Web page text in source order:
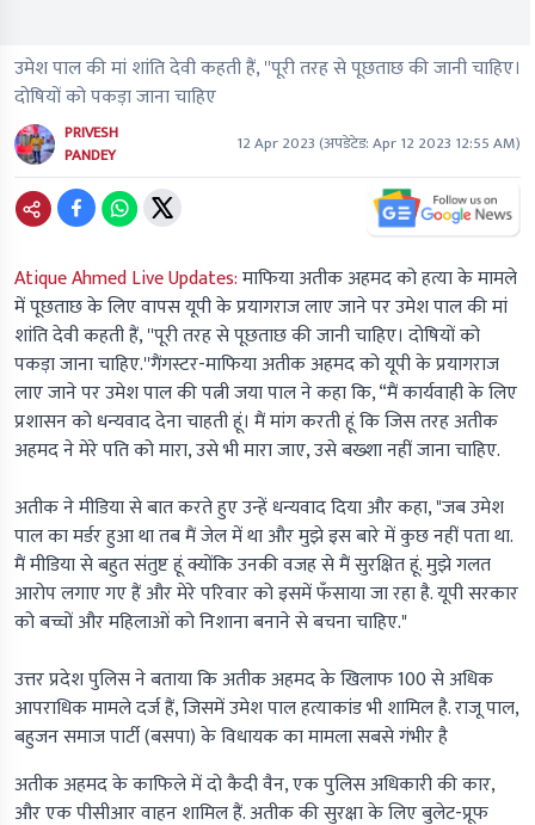
उमेश पाल की मां शांति देवी कहती हैं, ''पूरी तरह से पूछताछ की जानी चाहिए।
दोषियों को पकड़ा जाना चाहिए
PRIVESH
PANDEY
12 Apr 2023(अपडेटेड:Apr 12 2023 12:55 AM)
Atique Ahmed Live Updates:माफिया अतीक अहमद को हत्या के मामले
में पूछताछ के लिए वापस यूपी के प्रयागराज लाए जाने पर उमेश पाल की मां
शांति देवी कहती हैं, ''पूरी तरह से पूछताछ की जानी चाहिए। दोषियों को
पकड़ा जाना चाहिए.''गैंगस्टर-माफिया अतीक अहमद को यूपी के प्रयागराज
लाए जाने पर उमेश पाल की पत्नी जया पाल ने कहा कि, “मैं कार्यवाही के लिए
प्रशासन को धन्यवाद देना चाहती हूं। मैं मांग करती हूं कि जिस तरह अतीक
अहमद ने मेरे पति को मारा, उसे भी मारा जाए, उसे बख्शा नहीं जाना चाहिए.
अतीक ने मीडिया से बात करते हुए उन्हें धन्यवाद दिया और कहा, "जब उमेश
पाल का मर्डर हुआ था तब मैं जेल में था और मुझे इस बारे में कुछ नहीं पता था.
मैं मीडिया से बहुत संतुष्ट हूं क्योंकि उनकी वजह से मैं सुरक्षित हूं. मुझे गलत
आरोप लगाए गए हैं और मेरे परिवार को इसमें फँसाया जा रहा है. यूपी सरकार
को बच्चों और महिलाओं को निशाना बनाने से बचना चाहिए."
उत्तर प्रदेश पुलिस ने बताया कि अतीक अहमद के खिलाफ 100 से अधिक
आपराधिक मामले दर्ज हैं, जिसमें उमेश पाल हत्याकांड भी शामिल है. राजू पाल,
बहुजन समाज पार्टी (बसपा) के विधायक का मामला सबसे गंभीर है
अतीक अहमद के काफिले में दो कैदी वैन, एक पुलिस अधिकारी की कार,
और एक पीसीआर वाहन शामिल हैं. अतीक की सुरक्षा के लिए बुलेट-प्रूफ